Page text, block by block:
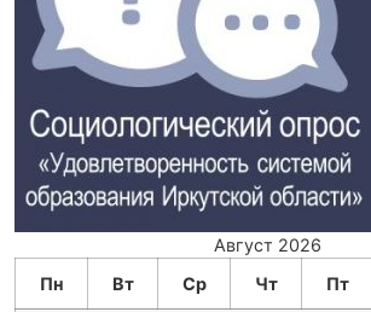
Август 2026
Пн
Вт Ср Чт Пт